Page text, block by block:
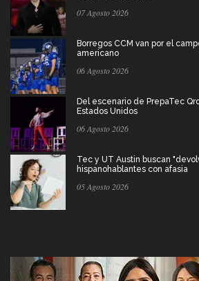
07 Agosto 2026
Borregos CCM van por el
americano
06 Agosto 2026
Del escenario de PrepaTec
Estados Unidos
06 Agosto 2026
Tec y UT Austin buscan
hispanohablantes con afasia
05 Agosto 2026